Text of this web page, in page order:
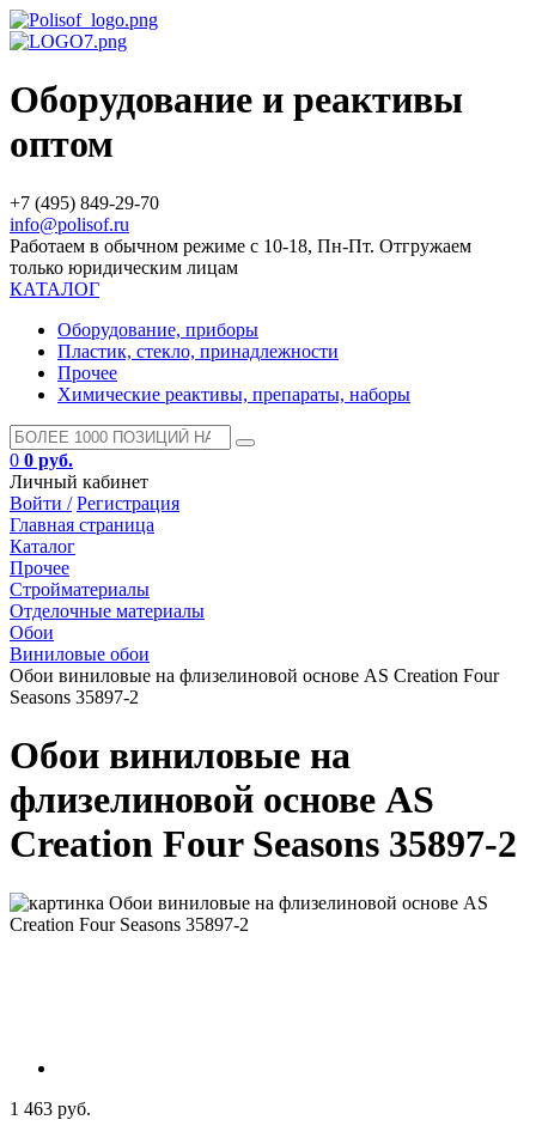
Оборудование и реактивы
оптом
+7 (495) 849-29-70
info@polisof.ru
Работаем в обычном режиме с 10-18, Пн-Пт. Отгружаем
только юридическим лицам
КАТАЛОГ
Оборудование, приборы
Пластик, стекло, принадлежности
Прочее
Химические реактивы, препараты, наборы
0 0 руб.
Личный кабинет
Войти / Регистрация
Главная страница
Каталог
Прочее
Стройматериалы
Отделочные материалы
Обои
Виниловые обои
Обои виниловые на флизелиновой основе AS Creation Four
Seasons 35897-2
Обои виниловые на
флизелиновой основе AS
Creation Four Seasons 35897-2
1 463 руб.